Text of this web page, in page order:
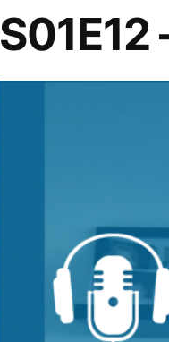
S01E12